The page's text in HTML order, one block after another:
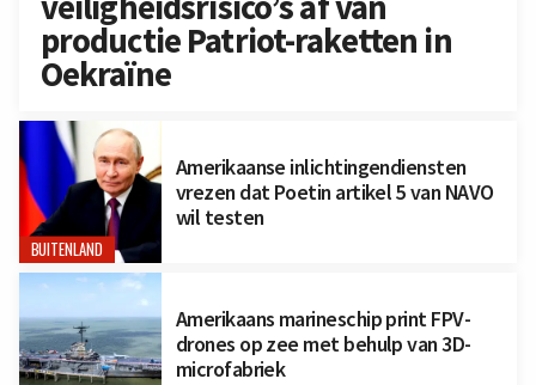
productie Patriot-raketten in
Oekraïne
BUITENLAND
Amerikaanse inlichtingendiensten
vrezen dat Poetin artikel 5 van NAVO
wil testen
Amerikaans marineschip print FPV-
drones op zee met behulp van 3D-
microfabriek